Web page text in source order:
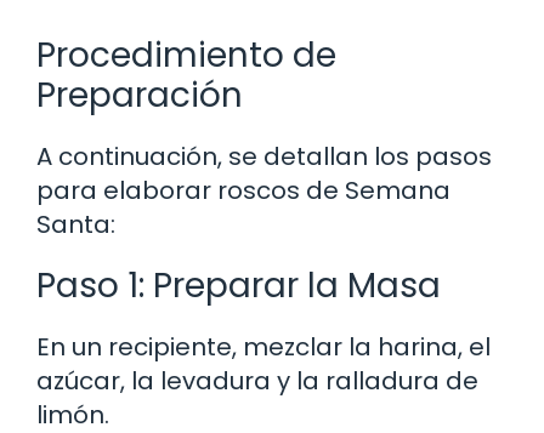
Procedimiento de
Preparación
A continuación, se detallan los pasos
para elaborar roscos de Semana
Santa:
Paso 1: Preparar la Masa
En un recipiente, mezclar la harina, el
azúcar, la levadura y la ralladura de
limón.